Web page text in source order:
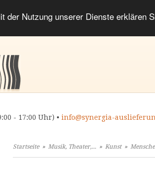
Nutzung unserer Dienste erklären
- 17:00 Uhr) • info@synergia-
Startseite» Musik, Theater,... » Kunst»